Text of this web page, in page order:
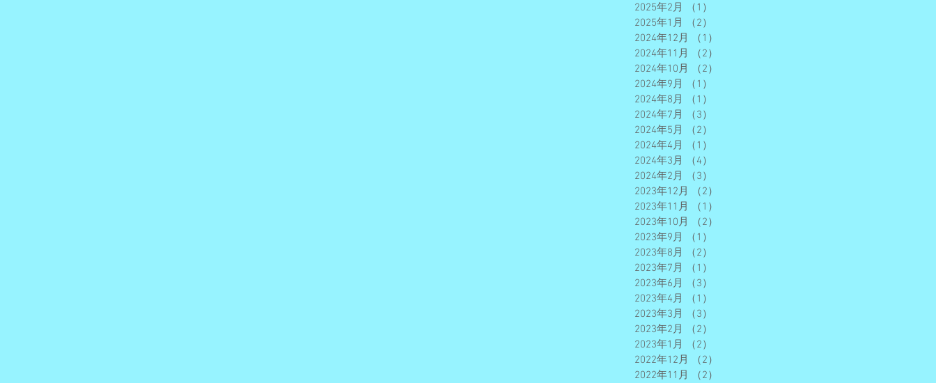
2025年2月
（1）
2025年1月
（2）
2024年12月
（1）
2024年11月
（2）
2024年10月
（2）
2024年9月
（1）
2024年8月
（1）
2024年7月
（3）
2024年5月
（2）
2024年4月
（1）
2024年3月
（4）
2024年2月
（3）
2023年12月
（2）
2023年11月
（1）
2023年10月
（2）
2023年9月
（1）
2023年8月
（2）
2023年7月
（1）
2023年6月
（3）
2023年4月
（1）
2023年3月
（3）
2023年2月
（2）
2023年1月
（2）
2022年12月
（2）
2022年11月
（2）